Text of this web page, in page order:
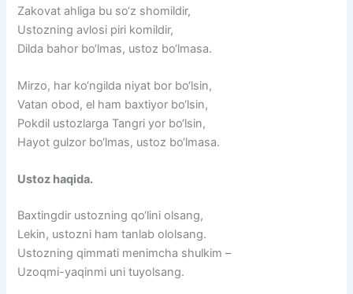
Zakovat ahliga bu so‘z shomildir,
Ustozning avlosi piri komildir,
Dilda bahor bo‘lmas, ustoz bo‘lmasa.
Mirzo, har ko‘ngilda niyat bor bo‘lsin,
Vatan obod, el ham baxtiyor bo‘lsin,
Pokdil ustozlarga Tangri yor bo‘lsin,
Hayot gulzor bo‘lmas, ustoz bo‘lmasa.
Ustoz haqida.
Baxtingdir ustozning qo‘lini olsang,
Lekin, ustozni ham tanlab ololsang.
Ustozning qimmati menimcha shulkim –
Uzoqmi-yaqinmi uni tuyolsang.